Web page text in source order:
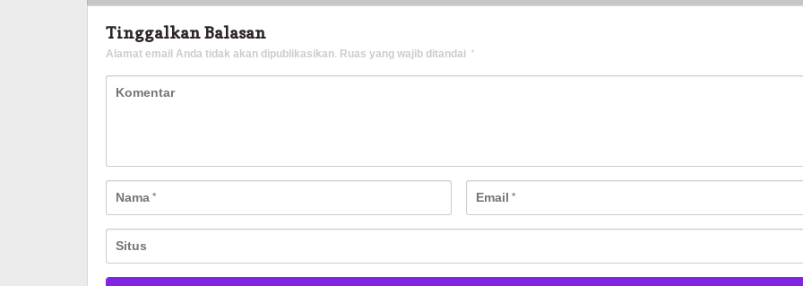
Tinggalkan Balasan
Alamat email Anda tidak akan dipublikasikan. Ruas yang wajib ditandai *